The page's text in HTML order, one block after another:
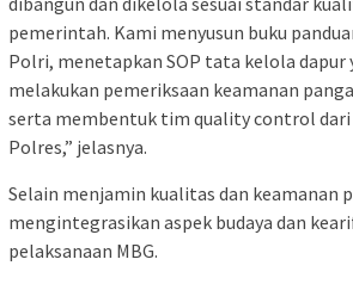
pemerintah. Kami menyusun buku
Polri, menetapkan SOP tata kelola dapur
melakukan pemeriksaan keamanan
serta membentuk tim quality control
Polres,” jelasnya.
Selain menjamin kualitas dan keamanan
mengintegrasikan aspek budaya dan
pelaksanaan MBG.